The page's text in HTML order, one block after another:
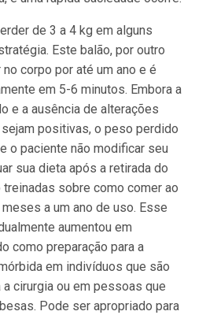
de 3 a 4 kg em alguns
Este balão, por outro
corpo por até um ano e é
em 5-6 minutos. Embora a
e a ausência de alterações
positivas, o peso perdido
o paciente não modificar seu
sua dieta após a retirada do
sobre como comer ao
a um ano de uso. Esse
aumentou em
como preparação para a
em indivíduos que são
cirurgia ou em pessoas que
Pode ser apropriado para